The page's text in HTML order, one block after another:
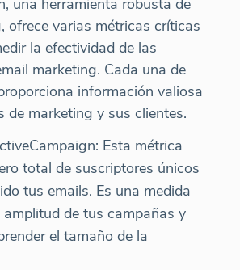
una herramienta robusta de
ofrece varias métricas críticas
la efectividad de las
marketing. Cada una de
información valiosa
de marketing y sus clientes.
Esta métrica
total de suscriptores únicos
tus emails. Es una medida
amplitud de tus campañas y
el tamaño de la